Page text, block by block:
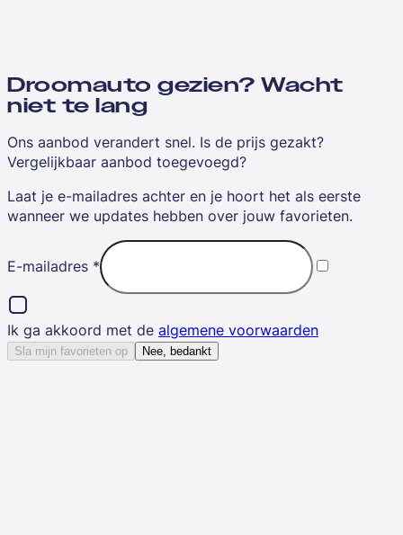
Droomauto gezien? Wacht
niet te lang
Ons aanbod verandert snel. Is de prijs gezakt?
Vergelijkbaar aanbod toegevoegd?
Laat je e-mailadres achter en je hoort het als eerste
wanneer we updates hebben over jouw favorieten.
E-mailadres *
Ik ga akkoord met de algemene voorwaarden
Sla mijn favorieten op Nee, bedankt